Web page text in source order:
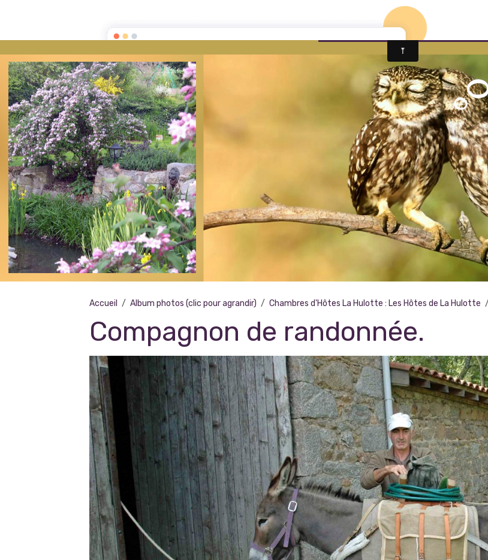
Accueil Album photos Livre d'or Les Chambres d'hôtes de
Accueil Album photos (clic pour agrandir) Chambres d'Hôtes La Hulotte : Les Hôtes de La Hulotte
Compagnon de randonnée.